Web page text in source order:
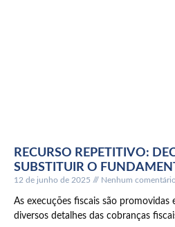
RECURSO REPETITIVO:
SUBSTITUIR O
12 de junho de 2025 Nenhum
As execuções fiscais são promovidas
diversos detalhes das cobranças